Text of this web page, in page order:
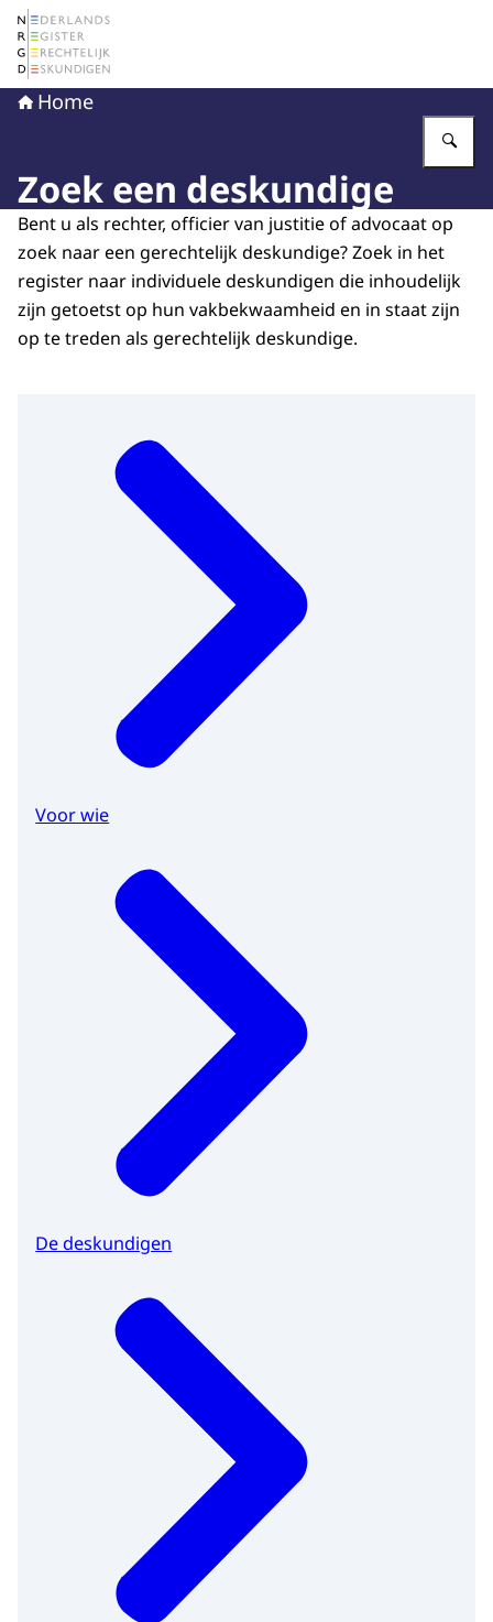
Naar de homepage van Nederlands Register
Home
Zoek een deskundige
Bent u als rechter, officier van justitie of advocaat op
zoek naar een gerechtelijk deskundige? Zoek in het
register naar individuele deskundigen die inhoudelijk
zijn getoetst op hun vakbekwaamheid en in staat zijn
op te treden als gerechtelijk deskundige.
Voor wie
De deskundigen